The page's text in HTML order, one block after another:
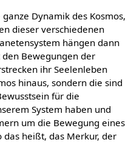
Dynamik des Kosmos,
dieser verschiedenen
hängen dann
Bewegungen der
ihr Seelenleben
hinaus, sondern die sind
für die
System haben und
um die Bewegung eines
heißt, das Merkur, der